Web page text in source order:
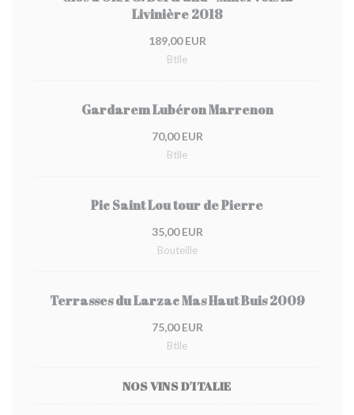
Livinière 2018
189,00 EUR
Btlle
Gardarem Lubéron Marrenon
70,00 EUR
Btlle
Pic Saint Lou tour de Pierre
35,00 EUR
Bouteille
Terrasses du Larzac Mas Haut Buis 2009
75,00 EUR
Btlle
NOS VINS D'ITALIE